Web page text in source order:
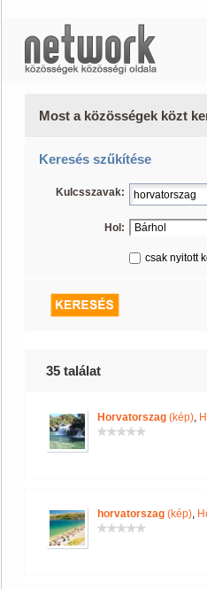
Most a közösségek közt
Keresés szűkítése
Kulcsszavak:
Hol:
csak nyitott
35 találat
Horvatorszag (kép),
horvatorszag (kép),